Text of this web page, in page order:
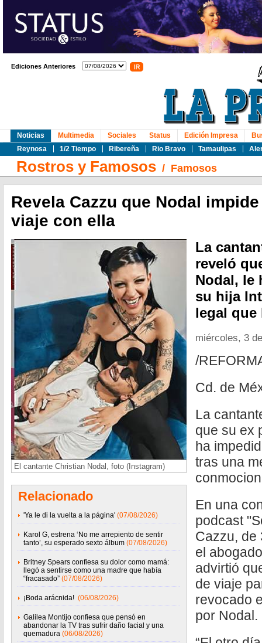
Ediciones Anteriores
Noticias
Reynosa
1/2 Tiempo Ribereña Rio Bravo Tamaulipas
Multimedia Sociales Status Edición Impresa
Rostros y Famosos / Famosos
Revela Cazzu que Nodal
viaje con ella
El cantante Christian Nodal, foto (Instagram)
Relacionado
'Ya le di la vuelta a la página' (07/08/2026)
Karol G, estrena ‘No me arrepiento de sentir
tanto’, su esperado sexto álbum (07/08/2026)
Britney Spears confiesa su dolor como mamá:
llegó a sentirse como una madre que había
“fracasado” (07/08/2026)
¡Boda arácnida! (06/08/2026)
Galilea Montijo confiesa que pensó en
abandonar la TV tras sufrir daño facial y una
quemadura (06/08/2026)
La
reveló
Nodal, le
su hija
legal que
miércoles, 3
/
Cd. de
La
que su ex
ha
tras una
En una
podcast
Cazzu, de
el
advirtió
de viaje
revocado
por Nodal.